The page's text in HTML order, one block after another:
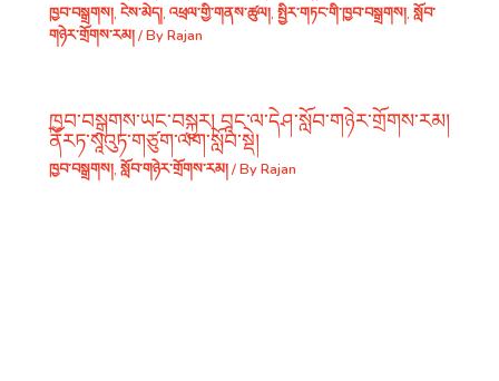
ཁྱབ་བསྒྲགས།, ངེས་མེད།, འཕྲལ་གྱི་གནས་ཚུལ།, སྤྱིར་གཏང་གི་ཁྱབ་བསྒྲགས།, སློབ་
གཉེར་གྲོགས་རམ།/ ByRajan
ཁྱབ་བསྒྲགས་ཡང་བསྐྱར། བཱང་ལ་དེཤ་སློབ་གཉེར་གྲོགས་རམ།
ནོརཏ་སཱའུཏ་གཙུག་ལག་སློབ་སྡེ།
ཁྱབ་བསྒྲགས།, སློབ་གཉེར་གྲོགས་རམ།/ ByRajan